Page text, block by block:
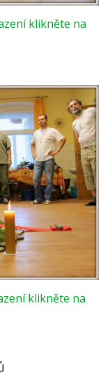
klikněte na
klikněte na